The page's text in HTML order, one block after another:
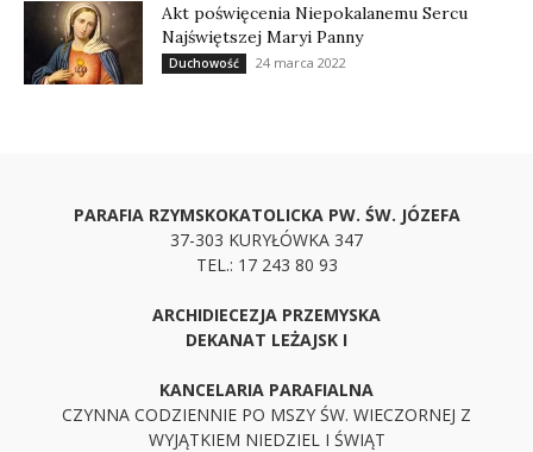
Akt poświęcenia Niepokalanemu Sercu
Najświętszej Maryi Panny
Duchowość 24 marca 2022
PARAFIA RZYMSKOKATOLICKA PW. ŚW. JÓZEFA
37-303 KURYŁÓWKA 347
TEL.: 17 243 80 93
ARCHIDIECEZJA PRZEMYSKA
DEKANAT LEŻAJSK I
KANCELARIA PARAFIALNA
CZYNNA CODZIENNIE PO MSZY ŚW. WIECZORNEJ Z
WYJĄTKIEM NIEDZIEL I ŚWIĄT